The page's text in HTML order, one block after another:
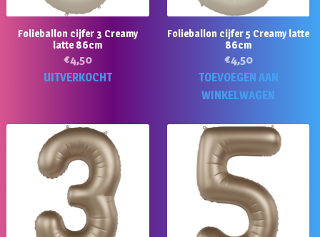
Folieballon cijfer 3 Creamy
latte 86cm
€4,50
UITVERKOCHT
Folieballon cijfer 5 Creamy latte
86cm
€4,50
TOEVOEGEN AAN
WINKELWAGEN